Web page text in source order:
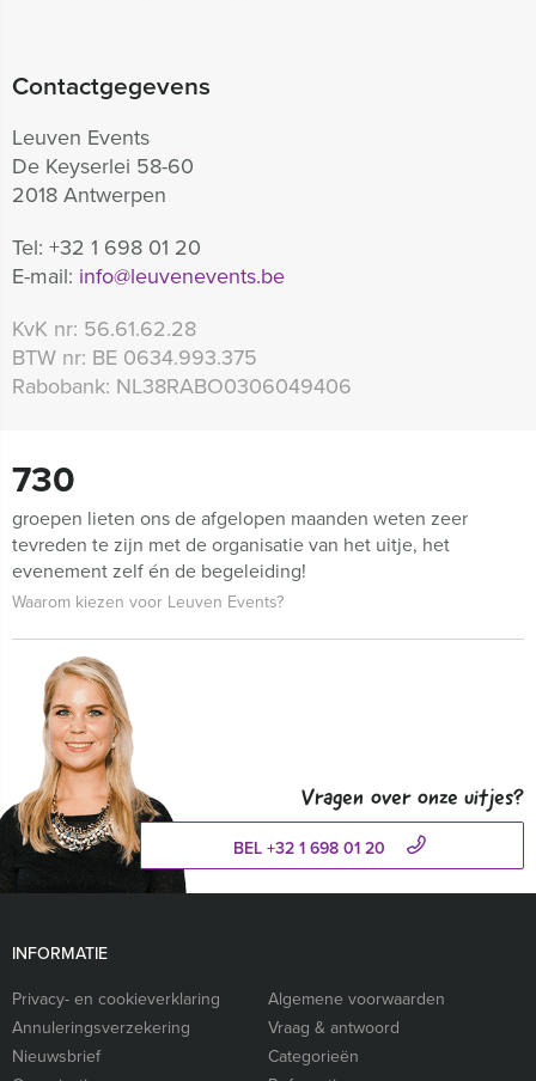
Contactgegevens
Leuven Events
De Keyserlei 58-60
2018 Antwerpen
Tel: +32 1 698 01 20
E-mail: info@leuvenevents.be
KvK nr: 56.61.62.28
BTW nr: BE 0634.993.375
Rabobank: NL38RABO0306049406
730
groepen lieten ons de afgelopen maanden weten zeer
tevreden te zijn met de organisatie van het uitje, het
evenement zelf én de begeleiding!
Waarom kiezen voor Leuven Events?
Vragen over onze uitjes?
BEL +32 1 698 01 20
INFORMATIE
Privacy- en cookieverklaring
Algemene voorwaarden
Annuleringsverzekering
Vraag & antwoord
Nieuwsbrief
Categorieën